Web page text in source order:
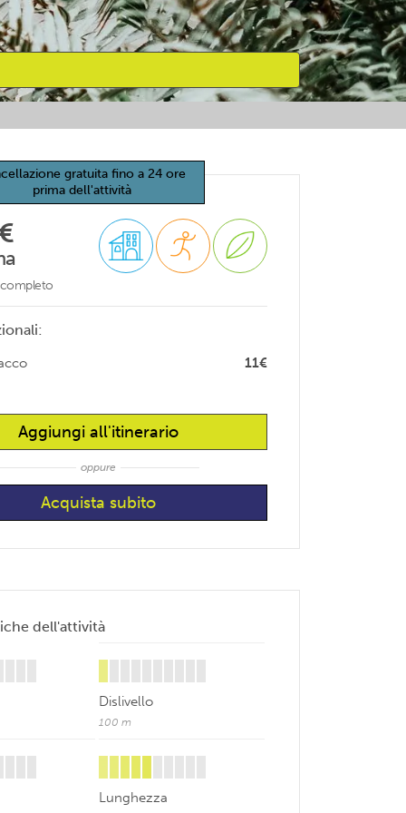
gratuita fino a 24 ore
prima dell'attività
11€
Aggiungi all'itinerario
oppure
dell'attività
Dislivello
100 m
Lunghezza